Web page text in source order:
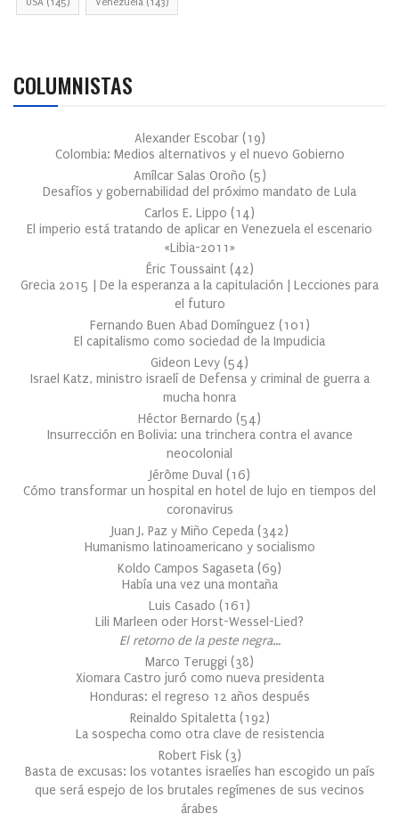
COLUMNISTAS
Alexander Escobar (19)
Colombia: Medios alternativos y el nuevo Gobierno
Amílcar Salas Oroño (5)
Desafíos y gobernabilidad del próximo mandato de Lula
Carlos E. Lippo (14)
El imperio está tratando de aplicar en Venezuela el escenario
«Libia-2011»
Éric Toussaint (42)
Grecia 2015 | De la esperanza a la capitulación | Lecciones para
el futuro
Fernando Buen Abad Domínguez (101 )
El capitalismo como sociedad de la Impudicia
Gideon Levy (54)
Israel Katz, ministro israelí de Defensa y criminal de guerra a
mucha honra
Héctor Bernardo (54)
Insurrección en Bolivia: una trinchera contra el avance
neocolonial
Jérôme Duval (16)
Cómo transformar un hospital en hotel de lujo en tiempos del
coronavirus
Juan J. Paz y Miño Cepeda (342)
Humanismo latinoamericano y socialismo
Koldo Campos Sagaseta (69)
Había una vez una montaña
Luis Casado (161 )
Lili Marleen oder Horst-Wessel-Lied?
El retorno de la peste negra…
Marco Teruggi (38)
Xiomara Castro juró como nueva presidenta
Honduras: el regreso 12 años después
Reinaldo Spitaletta (192)
La sospecha como otra clave de resistencia
Robert Fisk (3)
Basta de excusas: los votantes israelíes han escogido un país
que será espejo de los brutales regímenes de sus vecinos
árabes